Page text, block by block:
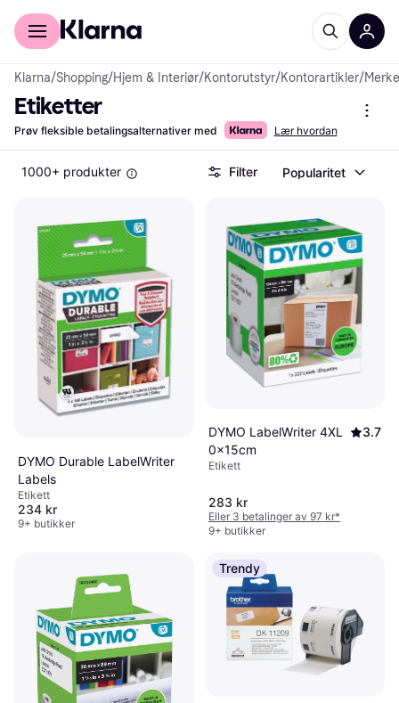
For kunder
Klarna/Shopping/Hjem & Interiør/Kontorutstyr/Kontorartikler/
Etiketter
Prøv fleksible betalingsalternativer med Lær hvordan
1000+ produkter Filter Popularitet
DYMO Durable LabelWriter
Labels
Etikett
234 kr
9+ butikker
DYMO LabelWriter 4XL
0x15cm
3.7
Etikett
283 kr
Eller 3 betalinger av 97 kr*
9+ butikker
Trendy